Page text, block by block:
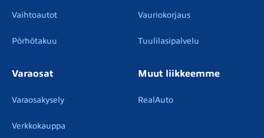
Vaihtoautot
Pörhötakuu
Vauriokorjaus
Tuulilasipalvelu
Varaosat
Varaosakysely
Verkkokauppa
Muut liikkeemme
RealAuto